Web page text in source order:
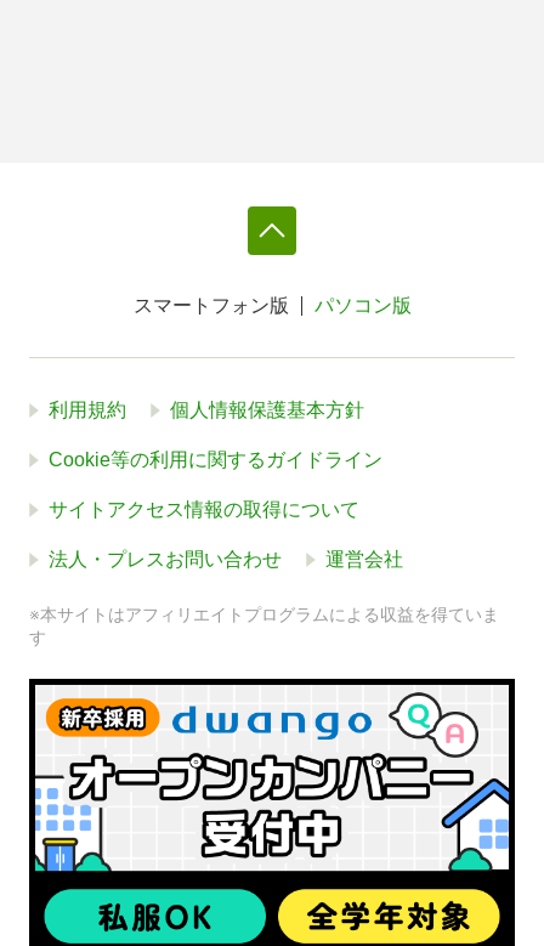
スマートフォン版 パソコン版
利用規約 個人情報保護基本方針
Cookie等の利用に関するガイドライン
サイトアクセス情報の取得について
法人・プレスお問い合わせ 運営会社
※本サイトはアフィリエイトプログラムによる収益を得ていま
す